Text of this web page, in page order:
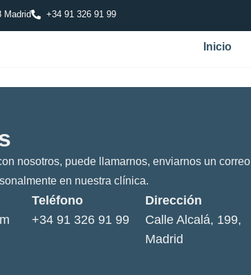
Madrid +34 91 326 91 99
Inicio
nosotros, puede llamarnos, enviarnos un correo
en nuestra clínica.
Teléfono
+34 91 326 91 99
Dirección
Calle Alcalá, 199,
Madrid